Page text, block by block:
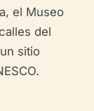
el Museo
del
sitio